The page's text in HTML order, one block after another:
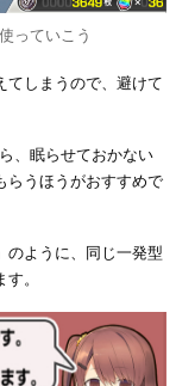
っていこう
てしまうので、避けて
、眠らせておかない
らうほうがおすすめで
のように、同じ一発型
。